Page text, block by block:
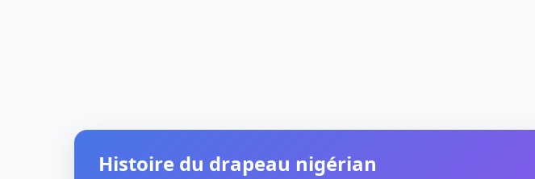
Histoire du drapeau nigérian